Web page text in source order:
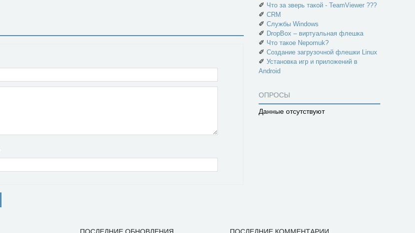
✐ Что за зверь такой - TeamViewer ???
✐ CRM
✐ Службы Windows
✐ DropBox – виртуальная флешка
✐ Что такое Nepomuk?
✐ Создание загрузочной флешки Linux
✐ Установка игр и приложений в
Android
ОПРОСЫ
Данные отсутствуют